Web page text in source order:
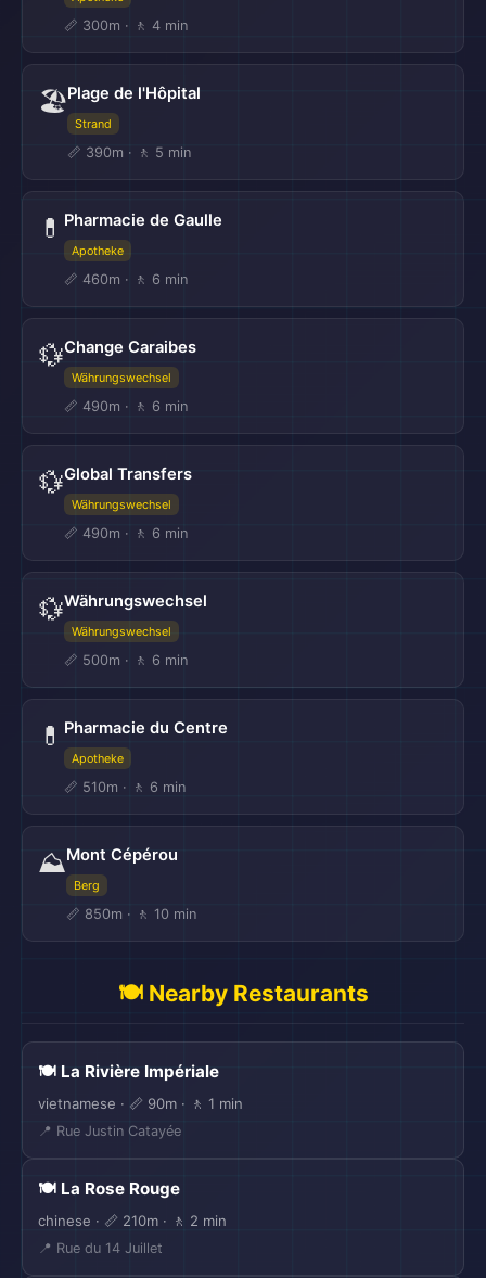
📏 300m · 🚶 4 min
🏖️Plage de l'Hôpital
Strand
📏 390m · 🚶 5 min
💊 Pharmacie de Gaulle
Apotheke
📏 460m · 🚶 6 min
💱Change Caraibes
Währungswechsel
📏 490m · 🚶 6 min
💱Global Transfers
Währungswechsel
📏 490m · 🚶 6 min
💱Währungswechsel
Währungswechsel
📏 500m · 🚶 6 min
💊 Pharmacie du Centre
Apotheke
📏 510m · 🚶 6 min
⛰️Mont Cépérou
Berg
📏 850m · 🚶 10 min
🍽️ Nearby Restaurants
🍽️ La Rivière Impériale
vietnamese · 📏 90m · 🚶 1 min
📍 Rue Justin Catayée
🍽️ La Rose Rouge
chinese · 📏 210m · 🚶 2 min
📍 Rue du 14 Juillet